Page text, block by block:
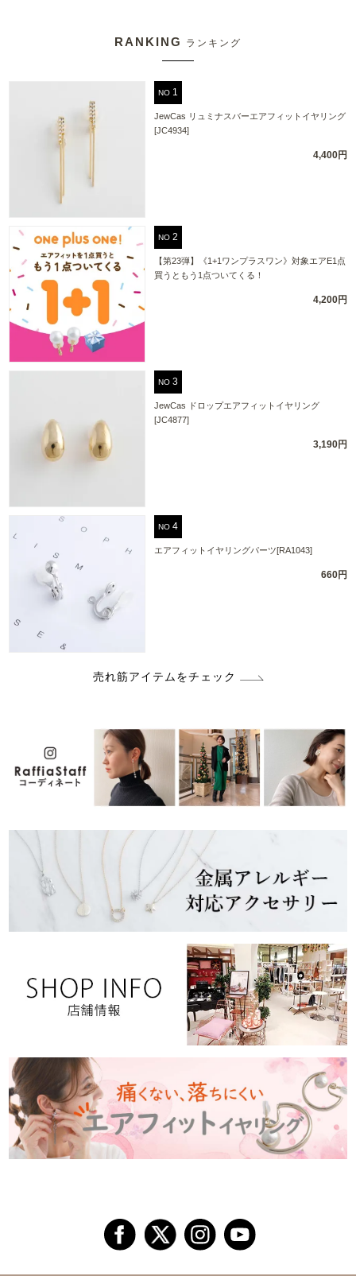
RANKING ランキング
NO
JewCas リュミナスバーエアフィットイヤリング
[JC4934]
4,400円
NO
【第23弾】《1+1ワンプラスワン》対象エアE1点
買うともう1点ついてくる！
4,200円
NO
JewCas ドロップエアフィットイヤリング
[JC4877]
3,190円
NO
エアフィットイヤリングパーツ[RA1043]
660円
売れ筋アイテムをチェック